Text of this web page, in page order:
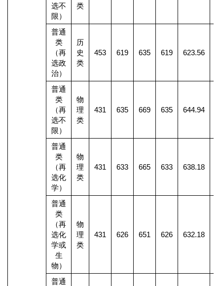
选不
限）
类
普通
类
（再
选政
治）
历
史
类
453 619 635 619 623.56
普通
类
（再
选不
限）
物
理
类
431 635 669 635 644.94
普通
类
（再
选化
学）
物
理
类
431 633 665 633 638.18
普通
类
（再
选化
学或
生
物）
物
理
类
431 626 651 626 632.18
普通